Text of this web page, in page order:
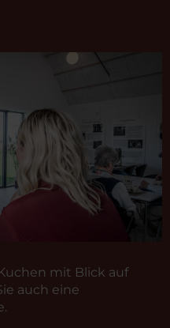
mit Blick auf
auch eine